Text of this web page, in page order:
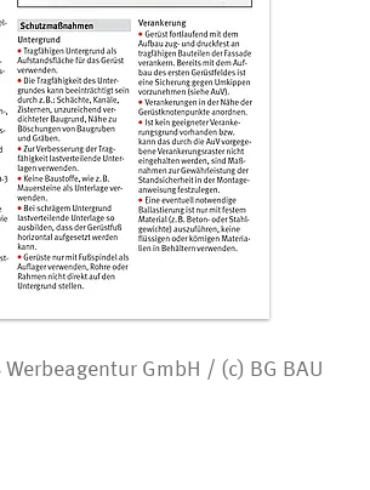
Werbeagentur GmbH / (c) BG BAU